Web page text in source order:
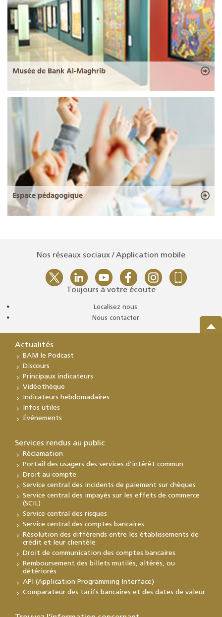
Musée de Bank Al-Maghrib
Espace pédagogique
Nos réseaux sociaux / Application mobile
Toujours à votre écoute
Localisez nous
Nous contacter
Actualités
BAM le Podcast
Discours
Principaux indicateurs
Vidéothèque
Indicateurs hebdomadaires
Infos utiles
Événements
Services rendus au public
Réclamation
Portail des usagers des services d’intérêt commun
Droit au compte
Service central des incidents de paiement sur chèques
Service central des impayés sur les effets de commerce
(SCIL)
Service central des risques
Service central des comptes bancaires
Résolution des différends entre les établissements de
crédit et leur clientèle
Droit de communication des comptes bancaires
Remboursement des billets mutilés, altérés, ou
détériorés
API (Application Programming Interface)
Comparateur des tarifs bancaires et des dates de valeur